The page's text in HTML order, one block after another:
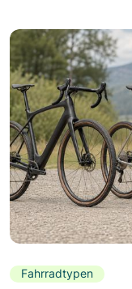
Fahrradtypen